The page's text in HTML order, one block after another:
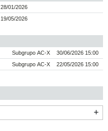
28/01/2026
19/05/2026
Subgrupo AC-X
30/06/2026 15:00
Subgrupo AC-X 22/05/2026 15:00